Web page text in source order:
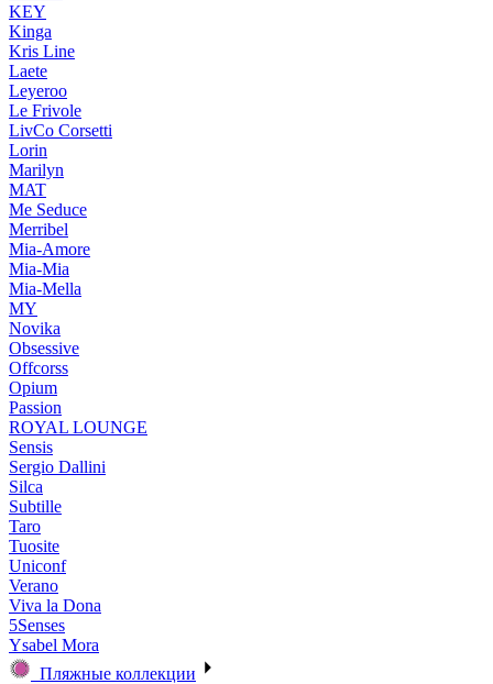
KEY
Kinga
Kris Line
Laete
Leyeroo
Le Frivole
LivCo Corsetti
Lorin
Marilyn
MAT
Me Seduce
Merribel
Mia-Amore
Mia-Mia
Mia-Mella
MY
Novika
Obsessive
Offcorss
Opium
Passion
ROYAL LOUNGE
Sensis
Sergio Dallini
Silca
Subtille
Taro
Tuosite
Uniconf
Verano
Viva la Dona
5Senses
Ysabel Mora
Пляжные коллекции